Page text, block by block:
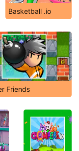
Basketball .io
Friends